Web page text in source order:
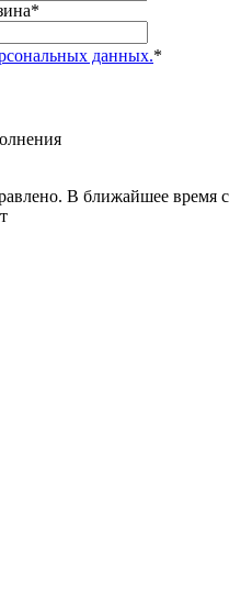
*
данных.*
В ближайшее время с